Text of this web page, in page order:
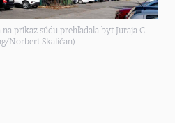
príkaz súdu prehľadala byt Juraja C.
Norbert Skaličan)